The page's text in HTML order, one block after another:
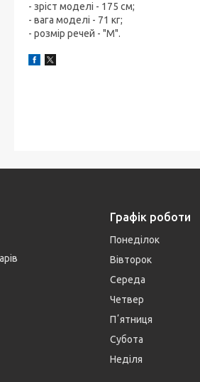
- зріст моделі - 175 см;
- вага моделі - 71 кг;
- розмір речей - "М".
Графік роботи
Понеділок
Вівторок
Середа
Четвер
Пʼятниця
Субота
Неділя